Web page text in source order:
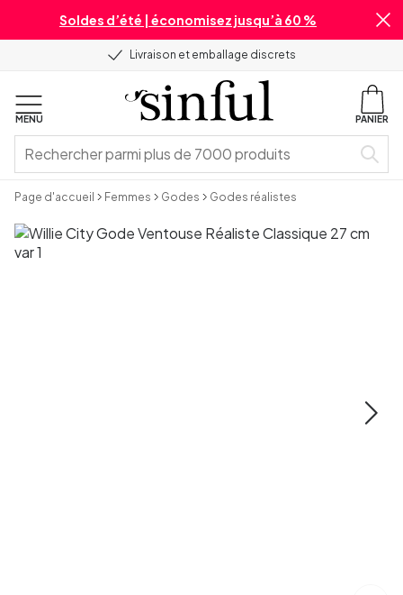
Soldes d’été | économisez jusqu’à 60 %
Livraison et emballage discrets
MENU PANIER
Page d'accueil Femmes Godes Godes réalistes